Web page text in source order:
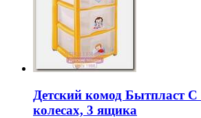
Детский комод Бытпласт С
колесах, 3 ящика